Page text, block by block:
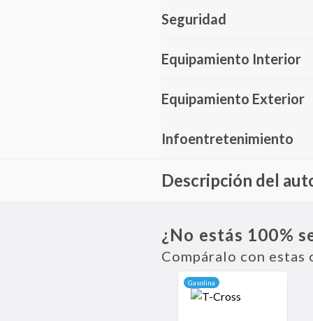
Seguridad
Equipamiento Interior
Equipamiento Exterior
Infoentretenimiento
Descripción del
conectividad Bluetooth,
X70 Plus incluye frenos ABS,
espacios interiores y asientos
potente permite un
¿No estás 100%
Compáralo con estas
Gasolina